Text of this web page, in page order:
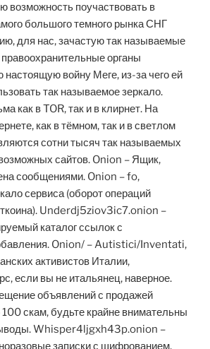
возможность поучаствовать в
большого темного рынка СНГ
для нас, зачастую так называемые
правоохранительные органы
войну Меге, из-за чего ей
так называемое зеркало.
как в TOR, так и в клирнет. На
как в тёмном, так и в светлом
сотни тысяч так называемых
сайтов. Onion – Ящик,
сообщениями. Onion – fo,
сервиса (оборот операций
Underdj5ziov3ic7.onion –
каталог ссылок с
Onion/ – Autistici/Inventati,
активистов Италии,
если вы не итальянец, наверное.
объявлений с продажей
скам, будьте крайне внимательны
Whisper4ljgxh43p.onion –
записки с шифрованием,